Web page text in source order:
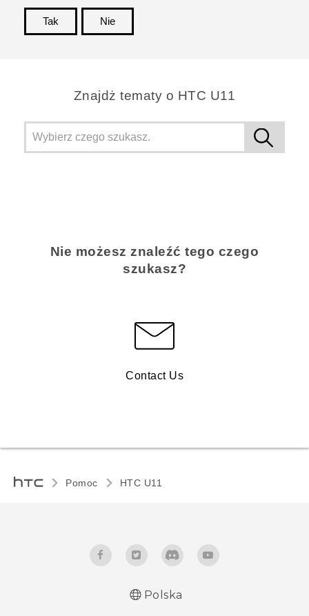
Tak
Nie
Znajdż tematy o HTC U11
Nie możesz znaleźć tego czego
szukasz?
Contact Us
Pomoc HTC U11‎
Polska